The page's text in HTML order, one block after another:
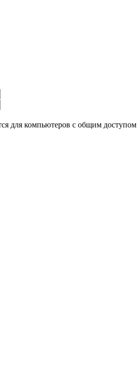
для компьютеров с общим доступом